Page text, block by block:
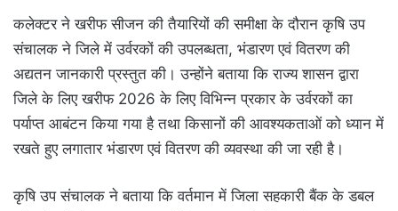
कलेक्टर ने खरीफ सीजन की तैयारियों की समीक्षा के दौरान कृषि उप
संचालक ने जिले में उर्वरकों की उपलब्धता, भंडारण एवं वितरण की
अद्यतन जानकारी प्रस्तुत की। उन्होंने बताया कि राज्य शासन द्वारा
जिले के लिए खरीफ 2026 के लिए विभिन्न प्रकार के उर्वरकों का
पर्याप्त आबंटन किया गया है तथा किसानों की आवश्यकताओं को ध्यान में
रखते हुए लगातार भंडारण एवं वितरण की व्यवस्था की जा रही है।
कृषि उप संचालक ने बताया कि वर्तमान में जिला सहकारी बैंक के डबल